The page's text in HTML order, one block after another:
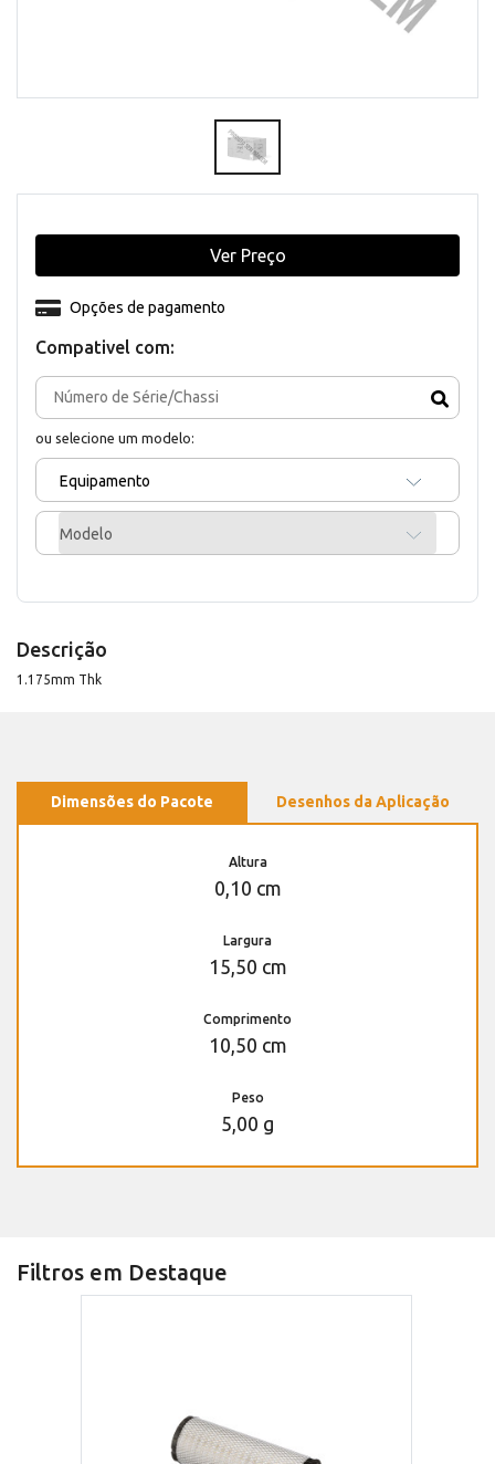
Compativel com:
ou selecione um modelo:
Equipamento
Modelo
Opções de pagamento
Ver Preço
Descrição
1.175mm Thk
Dimensões do Pacote Desenhos da Aplicação
Altura
0,10 cm
Largura
15,50 cm
Comprimento
10,50 cm
Peso
5,00 g
Filtros em Destaque